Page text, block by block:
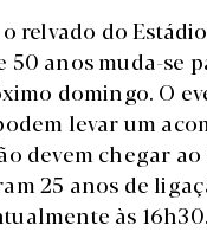
relvado do
50 anos muda-se
domingo. O
levar um
devem chegar ao
25 anos de
às 16h30.